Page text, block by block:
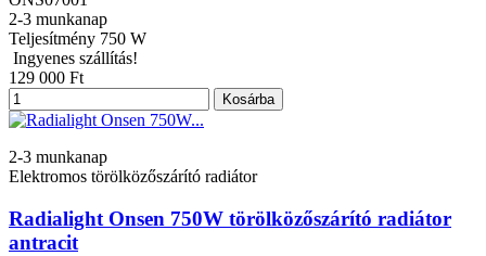
2-3 munkanap
Teljesítmény 750 W
Ingyenes szállítás!
129 000 Ft
Kosárba
2-3 munkanap
Elektromos törölközőszárító radiátor
Radialight Onsen 750W törölközőszárító radiátor
antracit